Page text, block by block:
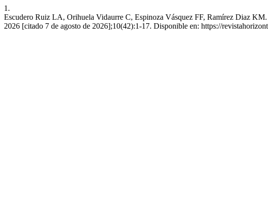
1.
Escudero Ruiz LA, Orihuela Vidaurre C, Espinoza Vásquez FF, Ramírez Diaz
2026 [citado 7 de agosto de 2026];10(42):1-17. Disponible en: https://